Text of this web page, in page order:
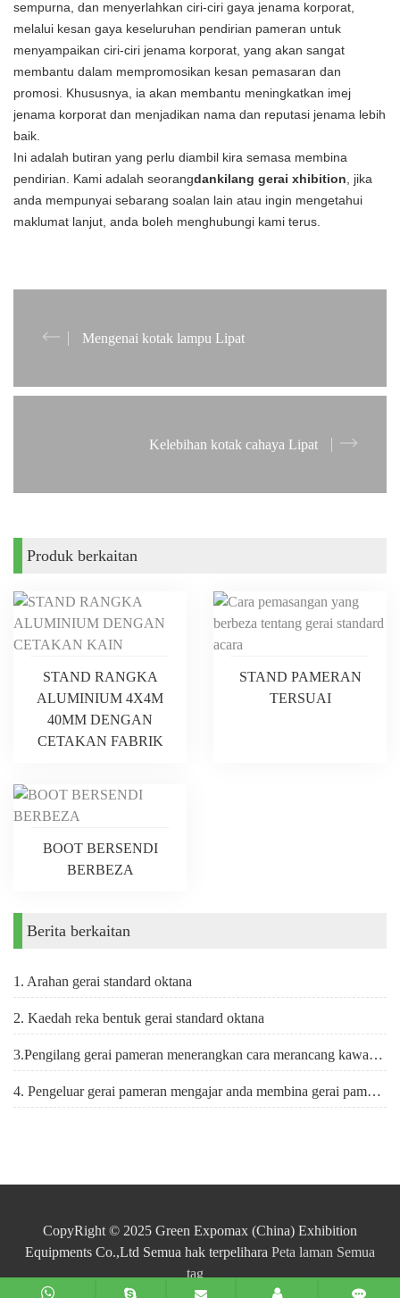
sempurna, dan menyerlahkan ciri-ciri gaya jenama korporat,
melalui kesan gaya keseluruhan pendirian pameran untuk
menyampaikan ciri-ciri jenama korporat, yang akan sangat
membantu dalam mempromosikan kesan pemasaran dan
promosi. Khususnya, ia akan membantu meningkatkan imej
jenama korporat dan menjadikan nama dan reputasi jenama lebih
baik.
Ini adalah butiran yang perlu diambil kira semasa membina
pendirian. Kami adalah seorangdankilang gerai xhibition , jika
anda mempunyai sebarang soalan lain atau ingin mengetahui
maklumat lanjut, anda boleh menghubungi kami terus.
Mengenai kotak lampu Lipat
Kelebihan kotak cahaya Lipat
Produk berkaitan
STAND RANGKA
ALUMINIUM 4X4M
40MM DENGAN
CETAKAN FABRIK
STAND PAMERAN
TERSUAI
BOOT BERSENDI
BERBEZA
Berita berkaitan
1. Arahan gerai standard oktana
2. Kaedah reka bentuk gerai standard oktana
3.Pengilang gerai pameran menerangkan cara merancang kawasan gerai anda
4. Pengeluar gerai pameran mengajar anda membina gerai pameran yang menjimatkan dan praktikal
CopyRight © 2025 Green Expomax (China) Exhibition
Equipments Co.,Ltd Semua hak terpelihara Peta laman Semua
tag